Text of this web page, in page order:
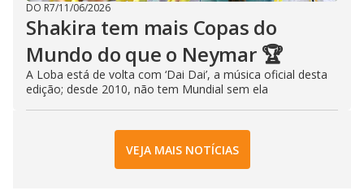
DO R7/11/06/2026
Shakira tem mais Copas do
Mundo do que o Neymar 🏆
A Loba está de volta com ‘Dai Dai’, a música oficial desta
edição; desde 2010, não tem Mundial sem ela
VEJA MAIS NOTÍCIAS